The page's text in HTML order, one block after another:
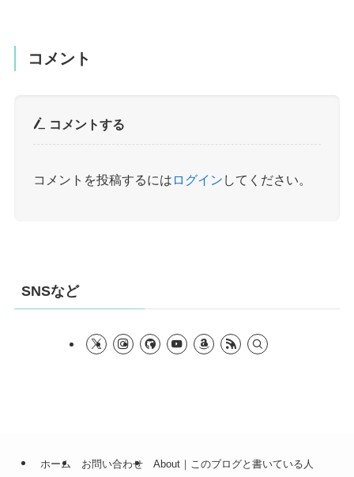
コメント
コメントする
コメントを投稿するには ログイン してください。
SNSなど
ホーム お問い合わせ About｜このブログと書いている人